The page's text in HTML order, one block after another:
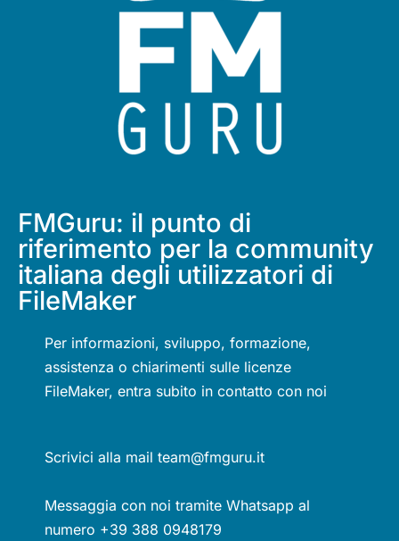
FMGuru: il punto di
riferimento per la community
italiana degli utilizzatori di
FileMaker
Per informazioni, sviluppo, formazione,
assistenza o chiarimenti sulle licenze
FileMaker, entra subito in contatto con noi
Scrivici alla mail team@fmguru.it
Messaggia con noi tramite Whatsapp al
numero +39 388 0948179